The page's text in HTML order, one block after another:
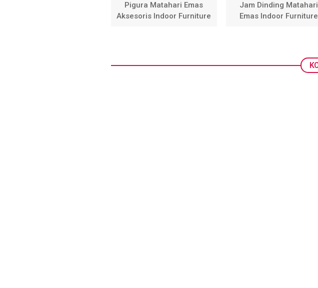
Pigura Matahari Emas
Aksesoris Indoor Furniture
Jam Dinding Matahari
Emas Indoor Furniture